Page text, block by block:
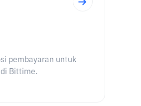
pembayaran untuk
di Bittime.